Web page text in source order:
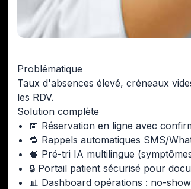
Problématique
Taux d'absences élevé, créneaux
les RDV.
Solution complète
📅 Réservation en ligne avec
🔁 Rappels automatiques SMS/
🧠 Pré-tri IA multilingue
🔒 Portail patient sécurisé pour
📊 Dashboard opérations : no-